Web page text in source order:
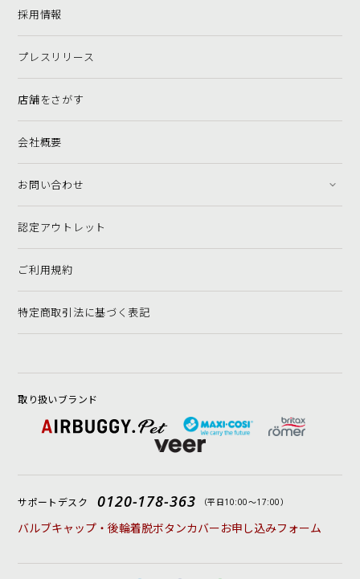
採用情報
プレスリリース
店舗をさがす
会社概要
お問い合わせ
認定アウトレット
ご利用規約
特定商取引法に基づく表記
取り扱いブランド
サポートデスク 0120-178-363 （平日10:00〜17:00）
バルブキャップ・後輪着脱ボタンカバーお申し込みフォーム